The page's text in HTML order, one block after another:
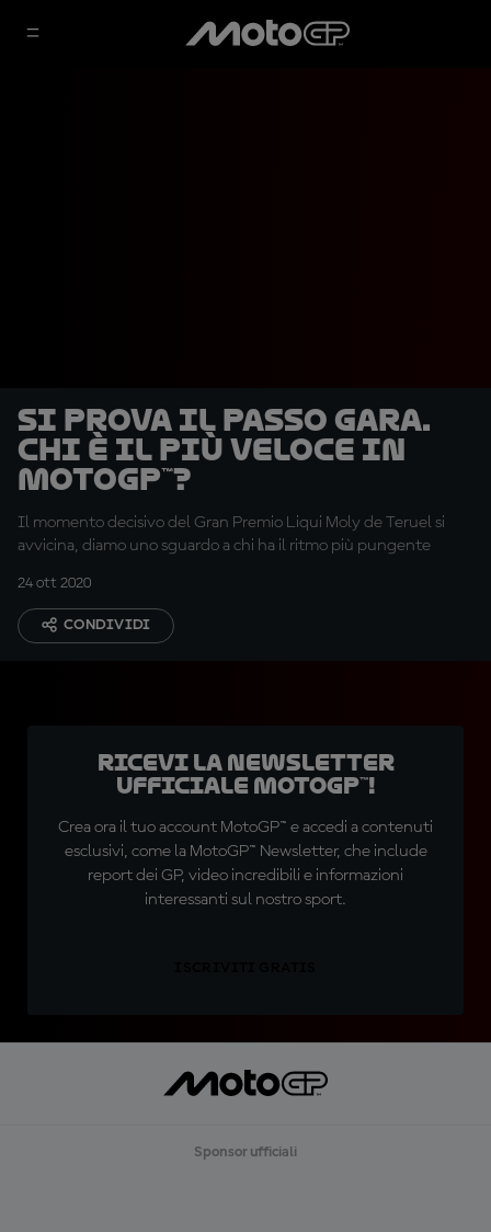
Si prova il passo gara.
Chi è il più veloce in
MotoGP™?
Il momento decisivo del Gran Premio Liqui Moly de Teruel si
avvicina, diamo uno sguardo a chi ha il ritmo più pungente
24 ott 2020
CONDIVIDI
Ricevi la newsletter
ufficiale MotoGP™!
Crea ora il tuo account MotoGP™ e accedi a contenuti
esclusivi, come la MotoGP™ Newsletter, che include
report dei GP, video incredibili e informazioni
interessanti sul nostro sport.
Sponsor ufficiali